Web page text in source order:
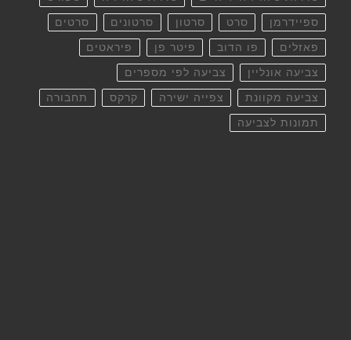
ספיידרמן סרט סרטון סרטונים סרטים
פאזלים פו הדוב פיטר פן פיראטים
צביעה אונליין צביעה לפי מספרים
צביעה מקוונת צפייה ישירה קרקס תחבורה
תמונות לצביעה